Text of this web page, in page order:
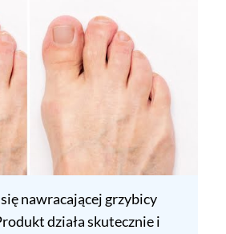
nawracającej grzybicy
działa skutecznie i